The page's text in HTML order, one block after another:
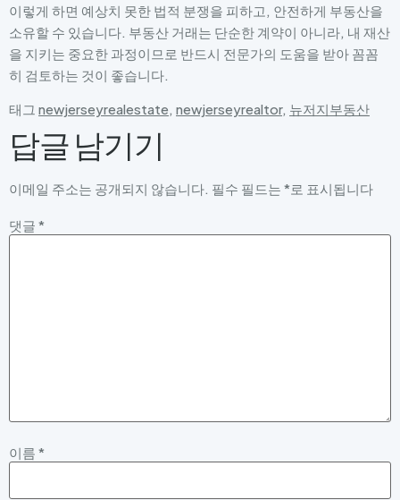
이렇게 하면 예상치 못한 법적 분쟁을 피하고, 안전하게 부동산을
소유할 수 있습니다. 부동산 거래는 단순한 계약이 아니라, 내 재산
을 지키는 중요한 과정이므로 반드시 전문가의 도움을 받아 꼼꼼
히 검토하는 것이 좋습니다.
태그 newjerseyrealestate, newjerseyrealtor, 뉴저지부동산
답글 남기기
이메일 주소는 공개되지 않습니다. 필수 필드는 *로 표시됩니다
댓글 *
이름 *